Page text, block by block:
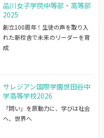
品川女子学院中等部・高等部
2025
創立100周年！生徒の声を取り入
れた新校舎で未来のリーダーを育
成
サレジアン国際学園世田谷中
学高等学校2026
「問い」を原動力に、学びは社会
へ、世界へ